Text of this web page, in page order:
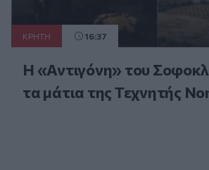
ΚΡΗΤΗ 16:37
Η «Αντιγόνη» του
τα μάτια της Τεχνητής